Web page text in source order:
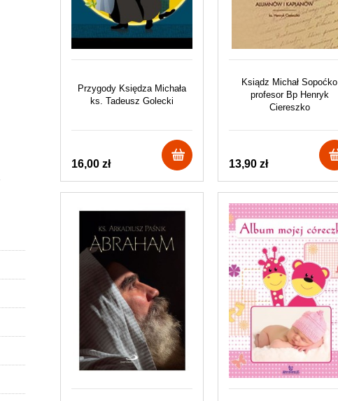
Przygody Księdza Michała
ks. Tadeusz Golecki
16,00 zł
Ksiądz Michał Sopoćko
profesor Bp Henryk
Ciereszko
13,90 zł